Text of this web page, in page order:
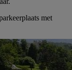
met